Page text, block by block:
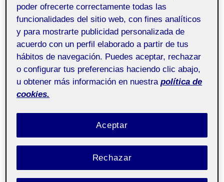
poder ofrecerte correctamente todas las
funcionalidades del sitio web, con fines analíticos
y para mostrarte publicidad personalizada de
acuerdo con un perfil elaborado a partir de tus
hábitos de navegación. Puedes aceptar, rechazar
o configurar tus preferencias haciendo clic abajo,
u obtener más información en nuestra política de
cookies.
Rechazar
Aceptar